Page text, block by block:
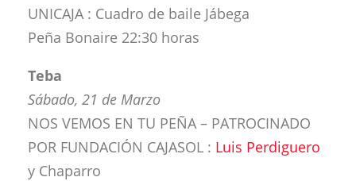
UNICAJA : Cuadro de baile Jábega
Peña Bonaire 22:30 horas
Teba
Sábado, 21 de Marzo
NOS VEMOS EN TU PEÑA – PATROCINADO
POR FUNDACIÓN CAJASOL : Luis Perdiguero
y Chaparro